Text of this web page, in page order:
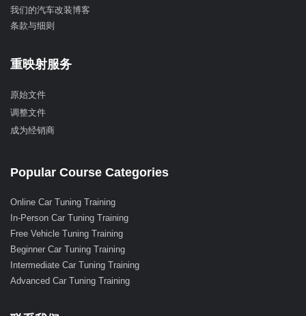
我们的汽车改装博客
条款与细则
重映射服务
原始文件
调整文件
成为经销商
Popular Course Categories
Online Car Tuning Training
In-Person Car Tuning Training
Free Vehicle Tuning Training
Beginner Car Tuning Training
Intermediate Car Tuning Training
Advanced Car Tuning Training